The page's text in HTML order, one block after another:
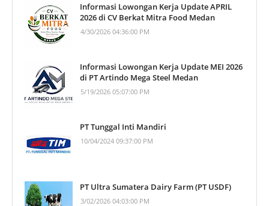
Informasi Lowongan Kerja Update APRIL
2026 di CV Berkat Mitra Food Medan
4/30/2026 04:36:00 PM
Informasi Lowongan Kerja Update MEI 2026
di PT Artindo Mega Steel Medan
5/19/2026 05:07:00 PM
PT Tunggal Inti Mandiri
10/04/2024 09:37:00 PM
PT Ultra Sumatera Dairy Farm (PT USDF)
3/02/2026 04:03:00 PM